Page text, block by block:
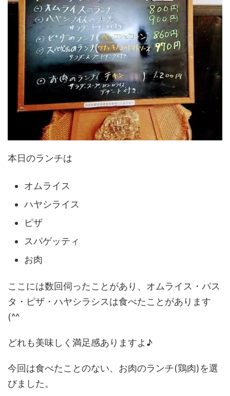
本日のランチは
オムライス
ハヤシライス
ピザ
スパゲッティ
お肉
ここには数回伺ったことがあり、オムライス・パス
タ・ピザ・ハヤシラシスは食べたことがあります
(^^
どれも美味しく満足感ありますよ♪
今回は食べたことのない、お肉のランチ(鶏肉)を選
びました。